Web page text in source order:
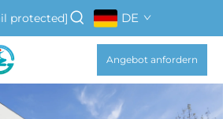
protected] DE
Angebot anfordern